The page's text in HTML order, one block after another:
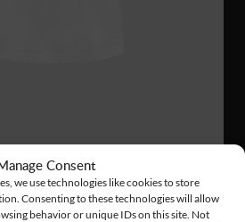
Consent
we use technologies like cookies to store
Consenting to these technologies will allow
behavior or unique IDs on this site. Not
404 Nkr